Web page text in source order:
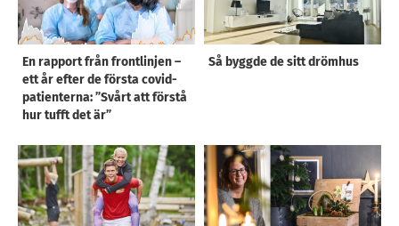
En rapport från frontlinjen –
ett år efter de första covid-
patienterna: ”Svårt att förstå
hur tufft det är”
Så byggde de sitt drömhus